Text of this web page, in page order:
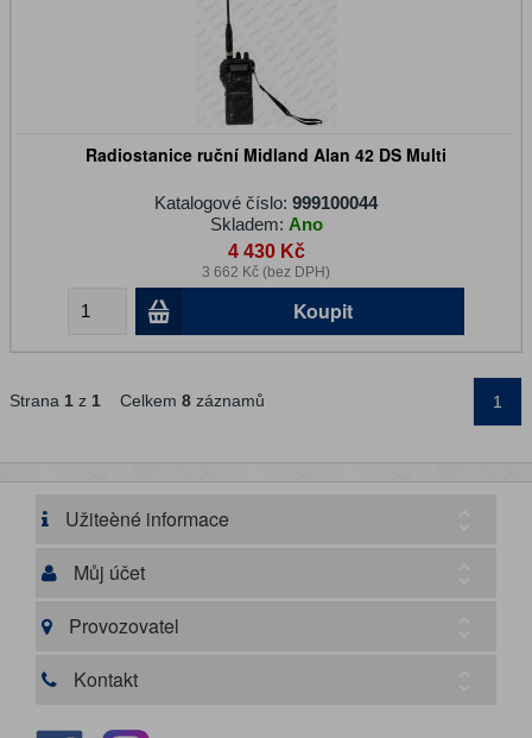
Radiostanice ruční Midland Alan 42 DS Multi
Katalogové číslo: 999100044
Skladem: Ano
4 430 Kč
3 662 Kč (bez DPH)
Koupit
Strana 1 z 1 Celkem 8 záznamů 1
Užiteèné informace
Můj účet
Provozovatel
Kontakt